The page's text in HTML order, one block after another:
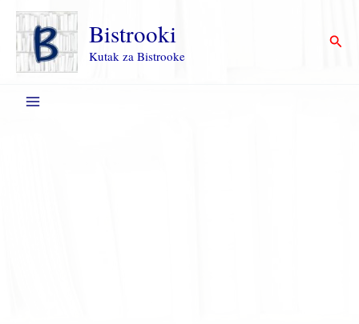
Пређи
садржај
Bistrooki
Kutak za Bistrooke